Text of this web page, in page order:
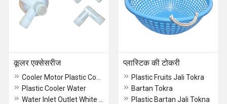
कूलर एक्सेसरीज
Plastic Cooler Water
प्लास्टिक की टोकरी
Plastic Fruits Jali Tokra
Bartan Tokra
Plastic Bartan Jali Tokna